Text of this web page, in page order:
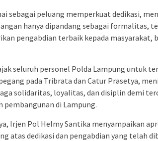
sebagai peluang memperkuat dedikasi,
hanya dipandang sebagai formalitas,
pengabdian terbaik kepada masyarakat,
seluruh personel Polda Lampung untuk
pada Tribrata dan Catur Prasetya,
solidaritas, loyalitas, dan disiplin demi
pembangunan di Lampung.
Irjen Pol Helmy Santika menyampaikan
atas dedikasi dan pengabdian yang telah